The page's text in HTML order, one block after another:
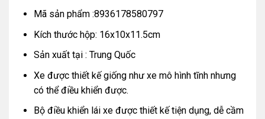
Mã sản phẩm :8936178580797
Kích thước hộp: 16x10x11.5cm
Sản xuất tại : Trung Quốc
Xe được thiết kế giống như xe mô hình tĩnh nhưng
có thể điều khiển được.
Bộ điều khiển lái xe được thiết kế tiện dụng, dễ cầm